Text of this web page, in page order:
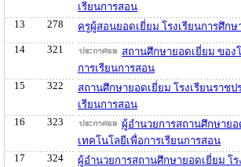
เรียนการสอน
13
278
ครูผู้สอนยอดเยี่ยม โรงเรียนการศึก
14
321
สถานศึกษายอดเยี่ยม ของ
การเรียนการสอน
15
322
สถานศึกษายอดเยี่ยม โรงเรียนราช
เรียนการสอน
16
323
ผู้อำนวยการสถานศึกษาย
เทคโนโลยีเพื่อการเรียนการสอน
17
324
ผู้อำนวยการสถานศึกษายอดเยี่ยม โ